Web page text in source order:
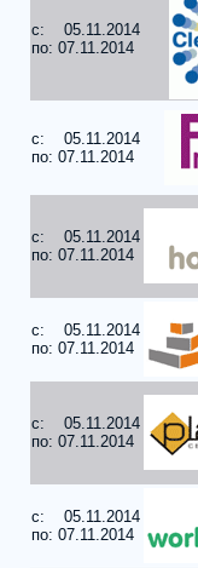
c: 05.11.2014
по: 07.11.2014
c: 05.11.2014
по: 07.11.2014
c: 05.11.2014
по: 07.11.2014
c: 05.11.2014
по: 07.11.2014
c: 05.11.2014
по: 07.11.2014
c: 05.11.2014
по: 07.11.2014